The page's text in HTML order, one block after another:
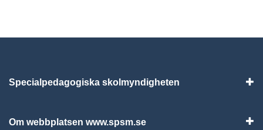
Specialpedagogiska skolmyndigheten
Om webbplatsen www.spsm.se